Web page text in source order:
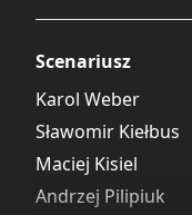
Scenariusz
Karol Weber
Sławomir Kiełbus
Maciej Kisiel
Andrzej Pilipiuk